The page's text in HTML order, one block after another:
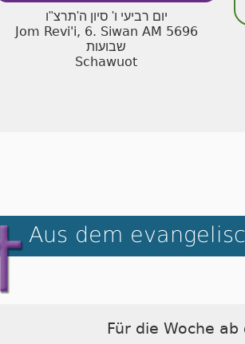
יום רביעי ו' סיון ה'תרצ"ו
Jom Revi'i, 6. Siwan AM 5696
שבועות
Schawuot
Aus dem
Für die Woche